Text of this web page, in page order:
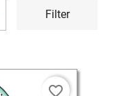
Filter
favorite_border